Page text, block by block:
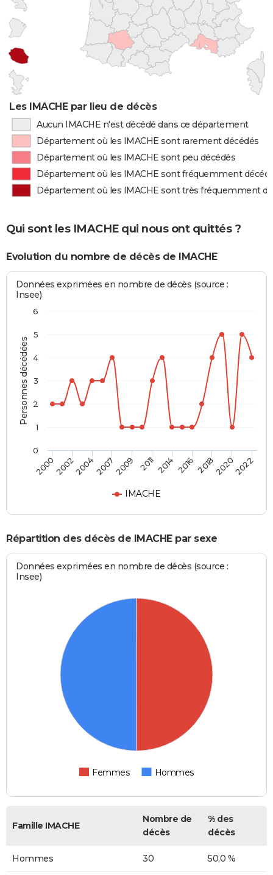
Les IMACHE par lieu de décès
Aucun IMACHE n'est décédé dans ce département
Département où les IMACHE sont rarement décédés
Département où les IMACHE sont peu décédés
Département où les IMACHE sont fréquemment
Département où les IMACHE sont très fréquemment
Qui sont les IMACHE qui nous ont quittés ?
Evolution du nombre de décès de IMACHE
Personnes décédées
Données exprimées en nombre de décès (source :
Insee)
IMACHE
20002002200420072009 2011 2014 2016 201820202022
0
1
2
3
4
5
6
Répartition des décès de IMACHE par sexe
Données exprimées en nombre de décès (source :
Insee)
Femmes Hommes
Famille IMACHE
Nombre de
décès
% des
décès
Hommes 30 50,0 %